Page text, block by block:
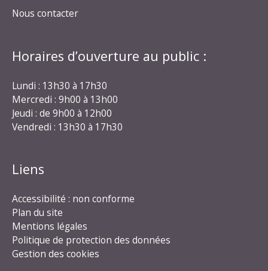
Nous contacter
Horaires d’ouverture au public :
Lundi : 13h30 à 17h30
Mercredi : 9h00 à 13h00
Jeudi : de 9h00 à 12h00
Vendredi : 13h30 à 17h30
Liens
Accessibilité : non conforme
Plan du site
Mentions légales
Politique de protection des données
Gestion des cookies